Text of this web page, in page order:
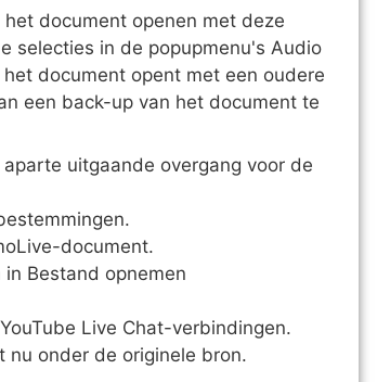
document openen met deze
selecties in de popupmenu's Audio
document opent met een oudere
een back-up van het document te
uitgaande overgang voor de
document.
Bestand opnemen
Live Chat-verbindingen.
nu onder de originele bron.